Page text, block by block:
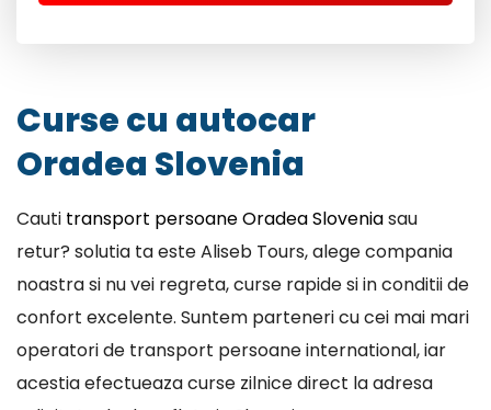
Curse cu autocar
Oradea Slovenia
Cauti transport persoane Oradea Sloveniasau
retur? solutia ta este Aliseb Tours, alege compania
noastra si nu vei regreta, curse rapide si in conditii de
confort excelente. Suntem parteneri cu cei mai mari
operatori de transport persoane international, iar
acestia efectueaza curse zilnice direct la adresa